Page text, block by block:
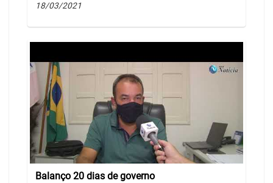
18/03/2021
Balanço 20 dias de governo